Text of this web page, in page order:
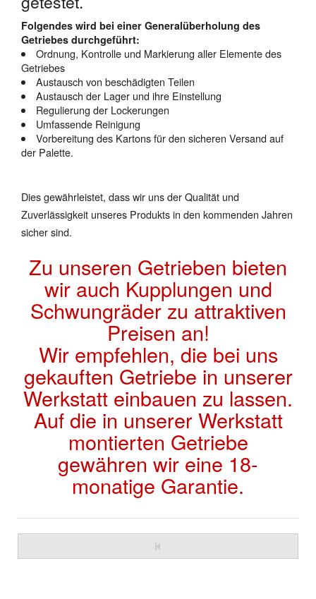
Folgendes wird bei einer Generalüberholung des
Getriebes durchgeführt:
Ordnung, Kontrolle und Markierung aller Elemente des
Getriebes
Austausch von beschädigten Teilen
Austausch der Lager und ihre Einstellung
Regulierung der Lockerungen
Umfassende Reinigung
Vorbereitung des Kartons für den sicheren Versand auf
der Palette.
Dies gewährleistet, dass wir uns der Qualität und
Zuverlässigkeit unseres Produkts in den kommenden Jahren
sicher sind.
Zu unseren Getrieben bieten
wir auch Kupplungen und
Schwungräder zu attraktiven
Preisen an!
Wir empfehlen, die bei uns
gekauften Getriebe in unserer
Werkstatt einbauen zu lassen.
Auf die in unserer Werkstatt
montierten Getriebe
gewähren wir eine 18-
monatige Garantie.